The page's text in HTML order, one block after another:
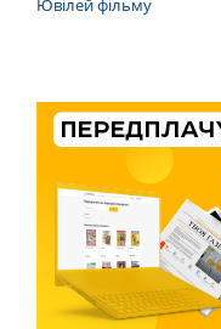
Ювілей фільму